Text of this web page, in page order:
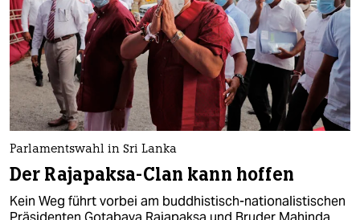
Parlamentswahl in Sri Lanka
Der Rajapaksa-Clan kann hoffen
Kein Weg führt vorbei am buddhistisch-nationalistischen